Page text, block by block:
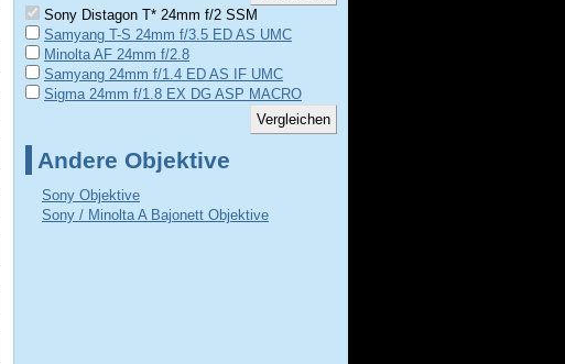
Sony Distagon T* 24mm f/2 SSM
Samyang T-S 24mm f/3.5 ED AS UMC
Minolta AF 24mm f/2.8
Samyang 24mm f/1.4 ED AS IF UMC
Sigma 24mm f/1.8 EX DG ASP MACRO
Andere Objektive
Sony Objektive
Sony / Minolta A Bajonett Objektive